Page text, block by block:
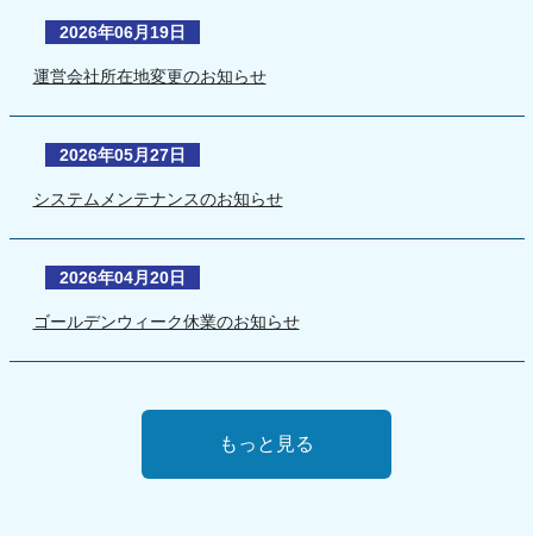
2026年06月19日
運営会社所在地変更のお知らせ
2026年05月27日
システムメンテナンスのお知らせ
2026年04月20日
ゴールデンウィーク休業のお知らせ
もっと見る